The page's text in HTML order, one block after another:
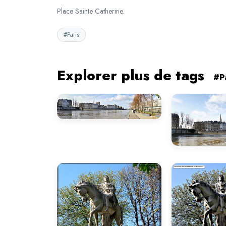
Place Sainte Catherine.
#Paris
Explorer plus de tags